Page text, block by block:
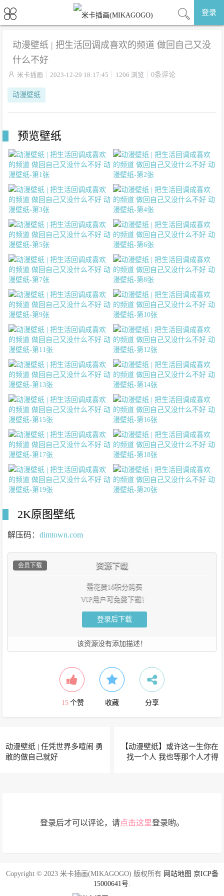
登录
动漫壁纸 | 把生活回调成喜欢的频道 做回自己又没
什么不好
 米卡插画 2023-12-29 18:17:45 1206 浏览 0条评论
动漫壁纸
预览壁纸
2K原图壁纸
解压码： dimtown.com
资源下载
会员下载
需花费16积分购买
VIP用户可免费下载！
登录后下载
该资源没有添加描述！
15 个赞 收藏 分享
动漫壁纸 | 任凭世界多喧闹 勇
敢的做自己就好
【动漫壁纸】或许这一生你在
找一个人 我也等那个人才得
登录后才可以评论，请点击这里登录哟。
Copyright © 2023 米卡插画(MIKAGOGO) 版权所有 网站地图 京ICP备
15000641号.